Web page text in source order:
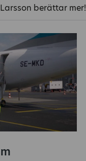
berättar mer!